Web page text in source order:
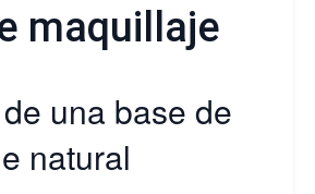
maquillaje
una base de
natural